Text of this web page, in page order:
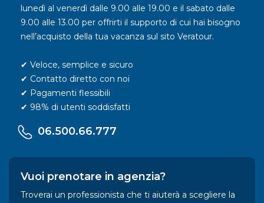
lunedì al venerdì dalle 9.00 alle 19.00 e il sabato dalle
9.00 alle 13.00 per offrirti il supporto di cui hai bisogno
nell’acquisto della tua vacanza sul sito Veratour.
✔ Veloce, semplice e sicuro
✔ Contatto diretto con noi
✔ Pagamenti flessibili
✔ 98% di utenti soddisfatti
06.500.66.777
Vuoi prenotare in agenzia?
Troverai un professionista che ti aiuterà a scegliere la